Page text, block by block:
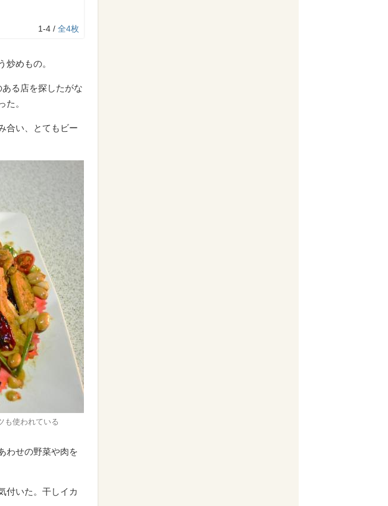
1-4 / 全4枚
めもの。
る店を探したがな
。
合い、とてもビー
も使われている
わせの野菜や肉を
付いた。干しイカ